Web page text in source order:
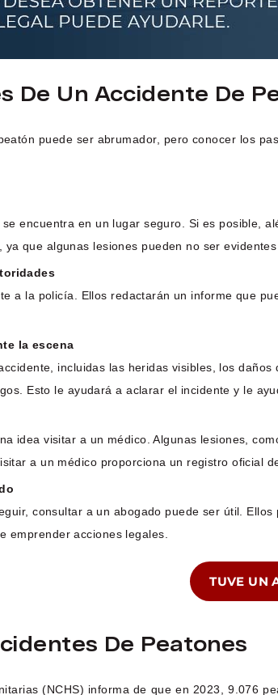
De Un Accidente De
puede ser abrumador, pero conocer los
encuentra en un lugar seguro. Si es posible,
que algunas lesiones pueden no ser evidentes
a la policía. Ellos redactarán un informe que
la escena
incluidas las heridas visibles, los
Esto le ayudará a aclarar el incidente y le
idea visitar a un médico. Algunas lesiones,
a un médico proporciona un registro oficial
consultar a un abogado puede ser útil.
emprender acciones legales.
TUVE UN
De Peatones
(NCHS) informa de que en 2023, 9.076